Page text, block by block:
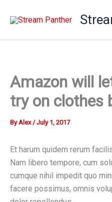
Amazon will
try on clothes
ByAlex/July 1, 2017
Et harum quidem rerum
Nam libero tempore, cum
cumque nihil impedit quo
facere possimus, omnis